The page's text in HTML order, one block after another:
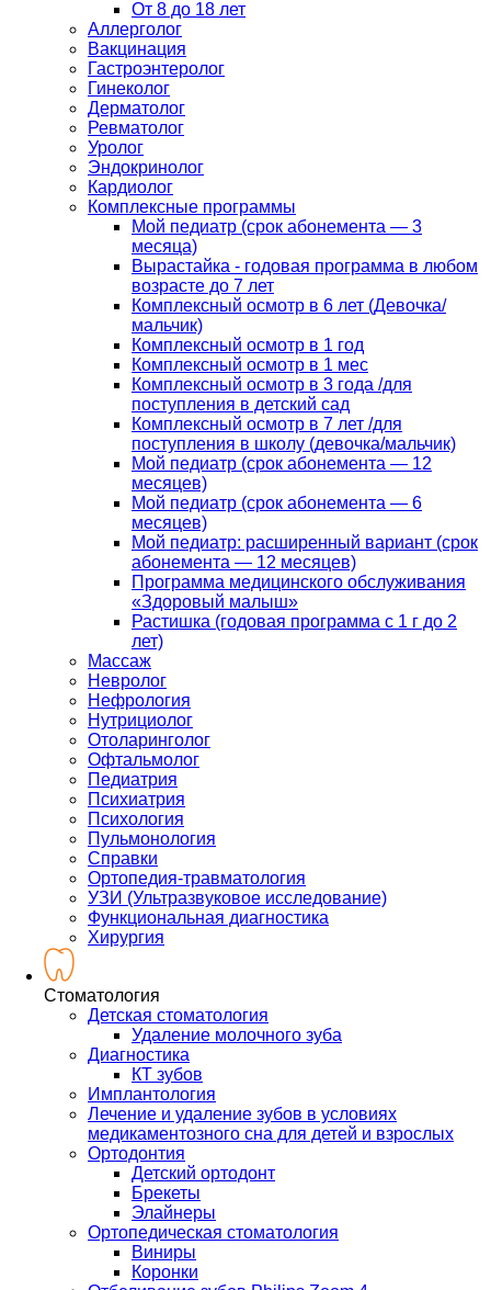
От 8 до 18 лет
Аллерголог
Вакцинация
Гастроэнтеролог
Гинеколог
Дерматолог
Ревматолог
Уролог
Эндокринолог
Кардиолог
Комплексные программы
Мой педиатр (срок абонемента — 3
месяца)
Вырастайка - годовая программа в любом
возрасте до 7 лет
Комплексный осмотр в 6 лет (Девочка/
мальчик)
Комплексный осмотр в 1 год
Комплексный осмотр в 1 мес
Комплексный осмотр в 3 года /для
поступления в детский сад
Комплексный осмотр в 7 лет /для
поступления в школу (девочка/мальчик)
Мой педиатр (срок абонемента — 12
месяцев)
Мой педиатр (срок абонемента — 6
месяцев)
Мой педиатр: расширенный вариант (срок
абонемента — 12 месяцев)
Программа медицинского обслуживания
«Здоровый малыш»
Растишка (годовая программа с 1 г до 2
лет)
Массаж
Невролог
Нефрология
Нутрициолог
Отоларинголог
Офтальмолог
Педиатрия
Психиатрия
Психология
Пульмонология
Справки
Ортопедия-травматология
УЗИ (Ультразвуковое исследование)
Функциональная диагностика
Хирургия
Стоматология
Детская стоматология
Удаление молочного зуба
Диагностика
КТ зубов
Имплантология
Лечение и удаление зубов в условиях
медикаментозного сна для детей и взрослых
Ортодонтия
Детский ортодонт
Брекеты
Элайнеры
Ортопедическая стоматология
Виниры
Коронки